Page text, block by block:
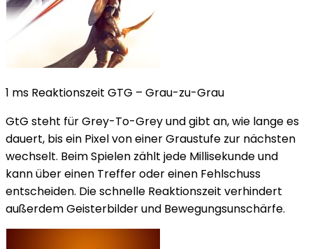
1 ms Reaktionszeit GTG – Grau-zu-Grau
GtG steht für Grey-To-Grey und gibt an, wie lange es
dauert, bis ein Pixel von einer Graustufe zur nächsten
wechselt. Beim Spielen zählt jede Millisekunde und
kann über einen Treffer oder einen Fehlschuss
entscheiden. Die schnelle Reaktionszeit verhindert
außerdem Geisterbilder und Bewegungsunschärfe.